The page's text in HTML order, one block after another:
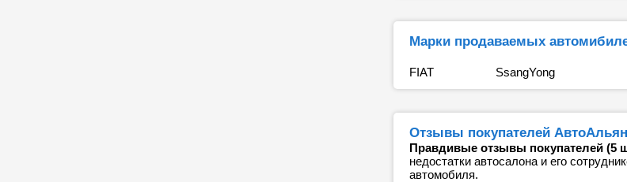
Марки продаваемых
FIAT SsangYong
Отзывы покупателей
Правдивые отзывы покупателей (5
недостатки автосалона и его
автомобиля.